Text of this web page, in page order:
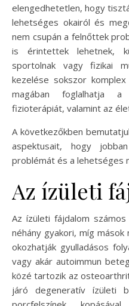
elengedhetetlen, hogy
lehetséges okairól és
nem csupán a felnőttek
is érintettek lehetnek,
sportolnak vagy fizikai
kezelése sokszor
magában foglalhatja
fizioterápiát, valamint az
A következőkben
aspektusait, hogy
problémát és a lehetséges
Az ízületi
Az ízületi fájdalom
néhány gyakori, míg
okozhatják gyulladásos
vagy akár autoimmun
közé tartozik az
járó degeneratív ízületi